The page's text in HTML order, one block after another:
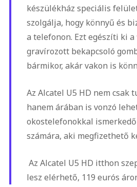
készülékház speciális
szolgálja, hogy könnyű és
a telefonon. Ezt egészíti ki
gravírozott bekapcsoló
bármikor, akár vakon is
Az Alcatel U5 HD nem csak
hanem árában is vonzó
okostelefonokkal
számára, aki megfizethető
Az Alcatel U5 HD itthon
lesz elérhető, 119 eurós